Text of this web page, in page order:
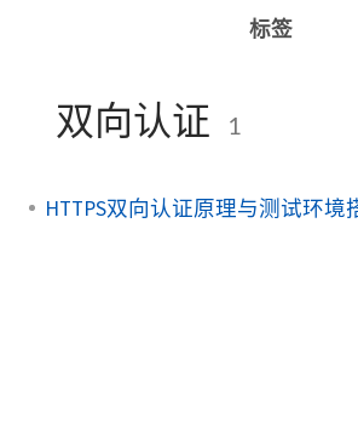
标签
双向认证 1
HTTPS双向认证原理与测试环境